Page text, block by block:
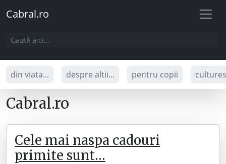
Cabral.ro
din viata... despre altii... pentru copii
Cabral.ro
Cele mai naspa cadouri
primite sunt…